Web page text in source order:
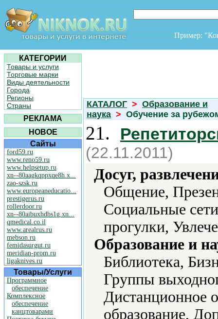
Пример:
КАТЕГОРИИ
Товары и услуги
Торговые марки
Виды деятельности
Города
Регионы
Страны
РЕКЛАМА
НОВОЕ
Сайты
ford59.ru
www.reno59.ru
www.helpsetup.ru
xn--80aagkqppxqe8h.x...
zao-szsk.ru
www.europeaneducatio...
prestigerus.ru
rollerdoor.ru
xn--80aibuxhdbs1g.xn...
qmedical.co.il
www.arealrus.ru
mebson.ru
femidasurgut.ru
meridian-prom.ru
ligaknives.ru
Товары/Услуги
Программное
обеспечение
Комплексное
обеспечение
канцтоварами
КАТАЛОГ > Образование и
наука > Обучение за
21.
(22.11.2011)
Досуг,
Общение,
Социальные
прогулки,
Образование и
Библиотека,
Группы
Дистанционное
образование,